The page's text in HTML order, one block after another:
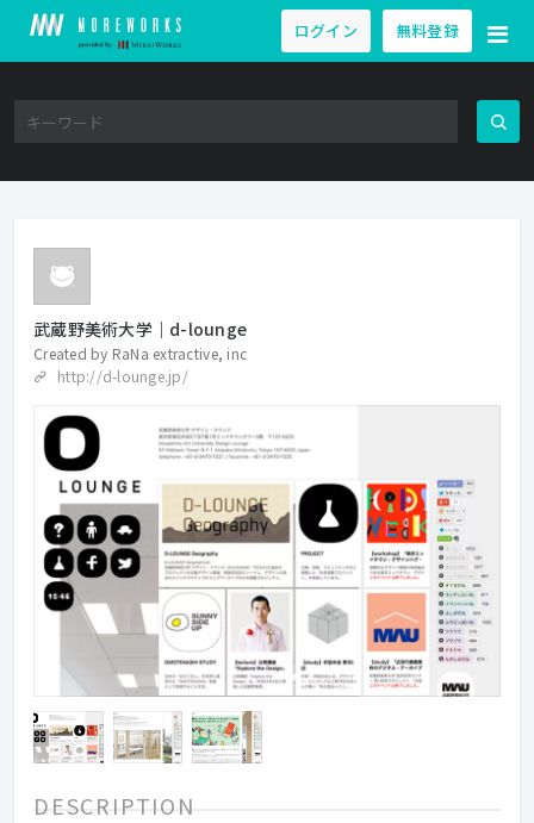
ログイン 無料登録
武蔵野美術大学｜d-lounge
Created by RaNa extractive, inc
http://d-lounge.jp/
DESCRIPTION